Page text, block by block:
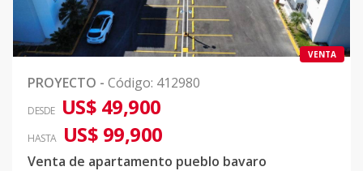
VENTA
PROYECTO - Código: 412980
DESDE US$ 49,900
HASTA US$ 99,900
Venta de apartamento pueblo bavaro